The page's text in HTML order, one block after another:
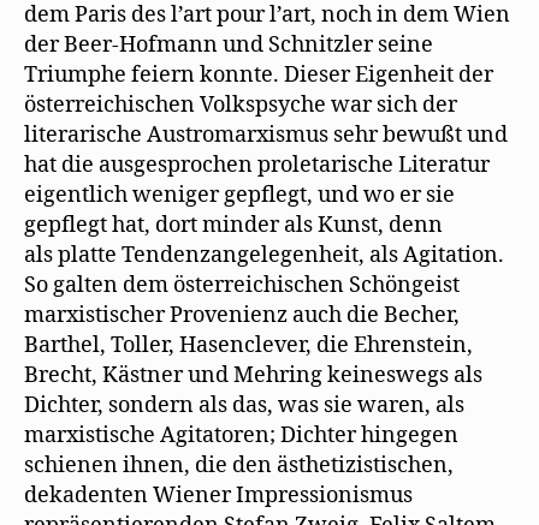
dem Paris des l’art pour l’art, noch in dem Wien
der Beer-Hofmann und Schnitzler seine
Triumphe feiern konnte. Dieser Eigenheit der
österreichischen Volkspsyche war sich der
literarische Austromarxismus sehr bewußt und
hat die ausgesprochen proletarische Literatur
eigentlich weniger gepflegt, und wo er sie
gepflegt hat, dort minder als Kunst, denn
als platte Tendenzangelegenheit, als Agitation.
So galten dem österreichischen Schöngeist
marxistischer Provenienz auch die Becher,
Barthel, Toller, Hasenclever, die Ehrenstein,
Brecht, Kästner und Mehring keineswegs als
Dichter, sondern als das, was sie waren, als
marxistische Agitatoren; Dichter hingegen
schienen ihnen, die den ästhetizistischen,
dekadenten Wiener Impressionismus